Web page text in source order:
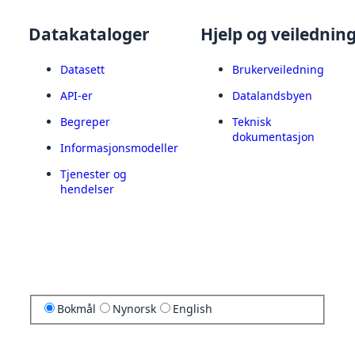
Datakataloger
Datasett
API-er
Begreper
Informasjonsmodeller
Tjenester og
hendelser
Hjelp og
Brukerveiledning
Datalandsbyen
Teknisk
dokumentasjon
Bokmål Nynorsk English